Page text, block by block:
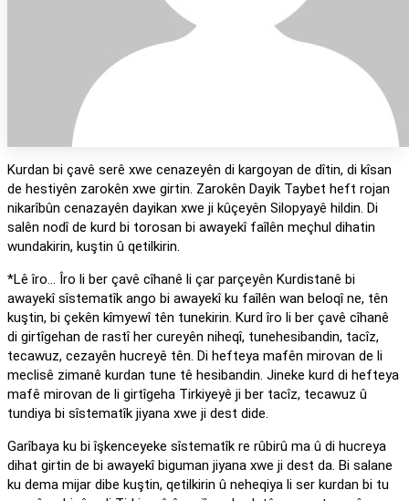
Kurdan bi çavê serê xwe cenazeyên di kargoyan de dîtin, di kîsan
de hestiyên zarokên xwe girtin. Zarokên Dayik Taybet heft rojan
nikarîbûn cenazayên dayikan xwe ji kûçeyên Silopyayê hildin. Di
salên nodî de kurd bi torosan bi awayekî faîlên meçhul dihatin
wundakirin, kuştin û qetilkirin.
*Lê îro… Îro li ber çavê cîhanê li çar parçeyên Kurdistanê bi
awayekî sîstematîk ango bi awayekî ku faîlên wan beloqî ne, tên
kuştin, bi çekên kîmyewî tên tunekirin. Kurd îro li ber çavê cîhanê
di girtîgehan de rastî her cureyên niheqî, tunehesibandin, tacîz,
tecawuz, cezayên hucreyê tên. Di hefteya mafên mirovan de li
meclisê zimanê kurdan tune tê hesibandin. Jineke kurd di hefteya
mafê mirovan de li girtîgeha Tirkiyeyê ji ber tacîz, tecawuz û
tundiya bi sîstematîk jiyana xwe ji dest dide.
Garîbaya ku bi îşkenceyeke sîstematîk re rûbirû ma û di hucreya
dihat girtin de bi awayekî biguman jiyana xwe ji dest da. Bi salane
ku dema mijar dibe kuştin, qetilkirin û neheqiya li ser kurdan bi tu